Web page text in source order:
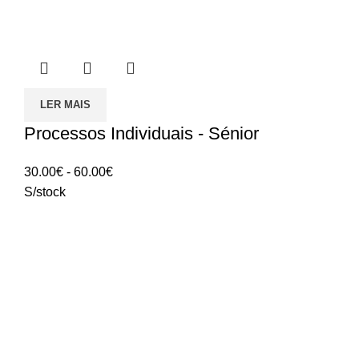
LER MAIS
Processos Individuais - Sénior
30.00€ - 60.00€Intervalo
S/stock